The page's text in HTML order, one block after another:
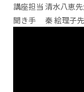
講座担当 清水八恵
聞き手 秦 絵理子